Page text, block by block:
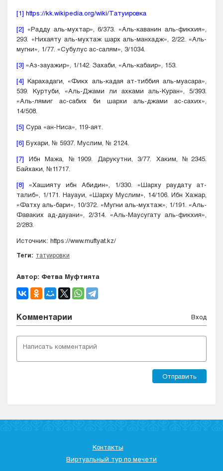
[1] https://kk.wikipedia.org/wiki/Татуировка
[2] «Радду аль-мухтар», 6/373. «Аль-каванин аль-фикхия»,
293. «Нихаяту аль-мухтаж шарх аль-манхадж», 2/22. «Аль-
мугни», 1/77. «Субулус ас-салям», 3/1034.
[3] «Аз-зауажир», 1/142. Захаби, «Аль-кабаир», 153.
[4] Карахадаги, «Фикх аль-кадая ат-тиббия аль-муасара»,
539. Куртуби, «Аль-Джами ли ахками аль-Куран», 5/393.
«Аль-лямиг ас-сабих би шархи аль-джами ас-сахих»,
14/508.
[5] Сура «ан-Ниса», 119-аят.
[6] Бухари, № 5937. Муслим, № 2124.
[7] Ибн Мажа, №1909. Дарукутни, 3/77. Хаким, №2345.
Байхаки, №11717.
[8] «Хашияту ибн Абидин», 1/330. «Шарху раудату ат-
талиб», 1/171. Науауи, «Шарху Муслим», 14/106. Ибн Хажар,
«Фатху аль-бари», 10/372. «Мугни аль-мухтаж», 1/191. «Аль-
Фаваких ад-дауани», 2/314. «Аль-Маусугату аль-фикхия»,
2/283.
Источник: https://www.muftyat.kz/
Теги: татуировки
Автор: Фетва Муфтията
Комментарии Вход
Отправить
Контакты
Виртуальный тур по мечети